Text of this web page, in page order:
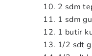
2 sdm
1 sdm
1 butir
1/2 sdt